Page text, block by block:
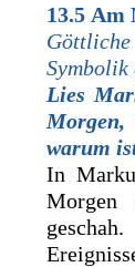
13.5 Am
Symbolik
Lies
warum
In
Morgen